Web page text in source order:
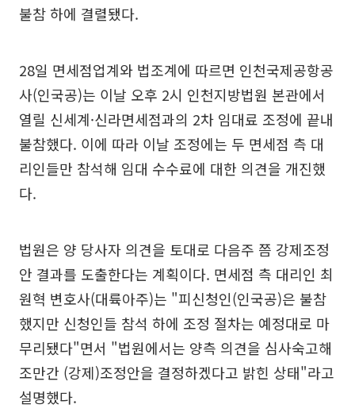
불참 하에 결렬됐다.
28일 면세점업계와 법조계에 따르면 인천국제공항공
사(인국공)는 이날 오후 2시 인천지방법원 본관에서
열릴 신세계·신라면세점과의 2차 임대료 조정에 끝내
불참했다. 이에 따라 이날 조정에는 두 면세점 측 대
리인들만 참석해 임대 수수료에 대한 의견을 개진했
다.
법원은 양 당사자 의견을 토대로 다음주 쯤 강제조정
안 결과를 도출한다는 계획이다. 면세점 측 대리인 최
원혁 변호사(대륙아주)는 "피신청인(인국공)은 불참
했지만 신청인들 참석 하에 조정 절차는 예정대로 마
무리됐다"면서 "법원에서는 양측 의견을 심사숙고해
조만간 (강제)조정안을 결정하겠다고 밝힌 상태"라고
설명했다.